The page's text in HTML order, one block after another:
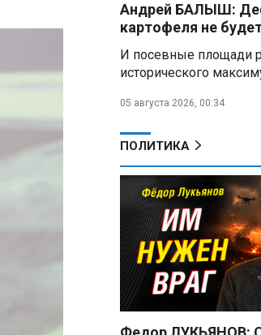
снабжать
региональных
Беларусь и
усиливают
развития
Минобороны
Рыжевка
логцентра
Беларуси идет с
графика
Вячеслав
мошенничеству
Андрей БАЛЫШ:
картофеля не
И посевные площади
исторического
05 августа 2026, 00:34
ПОЛИТИКА